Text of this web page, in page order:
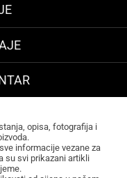
opisa, fotografija i
informacije vezane za
su svi prikazani artikli